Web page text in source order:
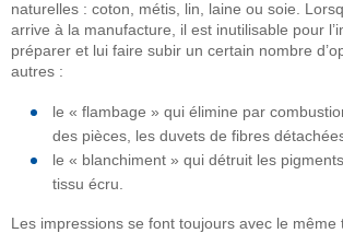
naturelles : coton, métis, lin, laine ou soie.
arrive à la manufacture, il est inutilisable pour
préparer et lui faire subir un certain nombre
autres :
le « flambage » qui élimine par
des pièces, les duvets de fibres
le « blanchiment » qui détruit les
tissu écru.
Les impressions se font toujours avec le même